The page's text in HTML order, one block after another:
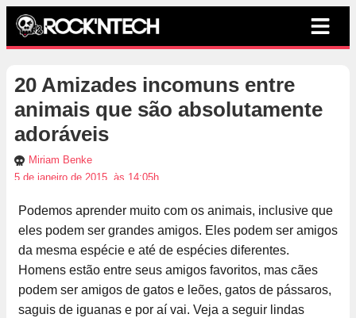
20 Amizades incomuns entre
animais que são absolutamente
adoráveis
Miriam Benke
5 de janeiro de 2015, às 14:05h
Podemos aprender muito com os animais, inclusive que
eles podem ser grandes amigos. Eles podem ser amigos
da mesma espécie e até de espécies diferentes.
Homens estão entre seus amigos favoritos, mas cães
podem ser amigos de gatos e leões, gatos de pássaros,
saguis de iguanas e por aí vai. Veja a seguir lindas